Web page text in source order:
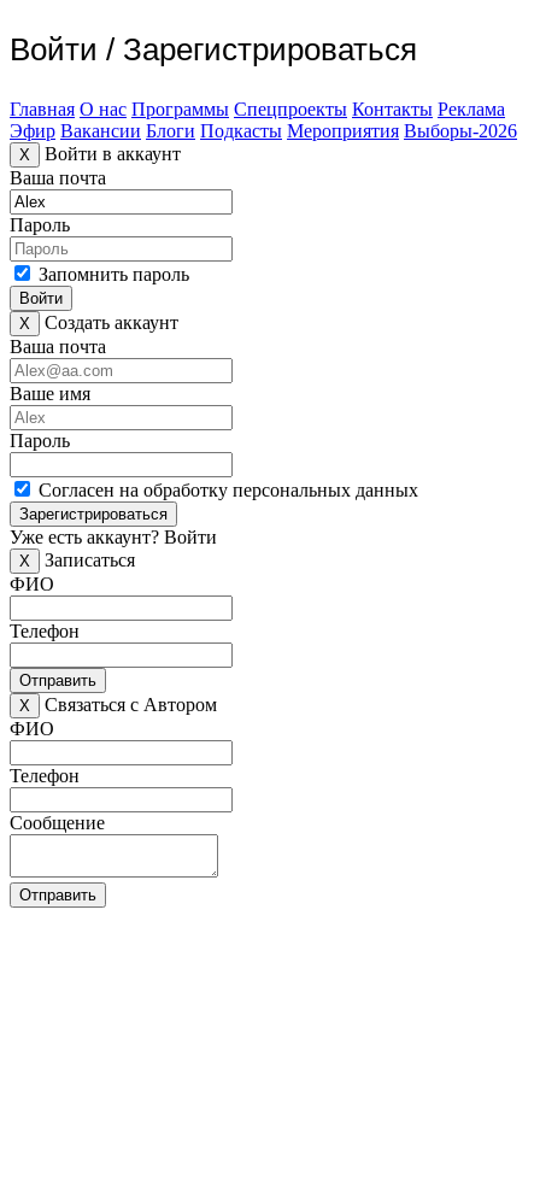
Войти / Зарегистрироваться
Главная О нас Программы Спецпроекты Контакты Реклама
Эфир Вакансии Блоги Подкасты Мероприятия Выборы-2026
X
Войти в аккаунт
Ваша почта
Пароль
Запомнить пароль
Войти
X
Создать аккаунт
Ваша почта
Ваше имя
Пароль
Согласен на обработку персональных данных
Зарегистрироваться
Уже есть аккаунт? Войти
X
Записаться
ФИО
Телефон
Отправить
X
Связаться с Автором
ФИО
Телефон
Сообщение
Отправить